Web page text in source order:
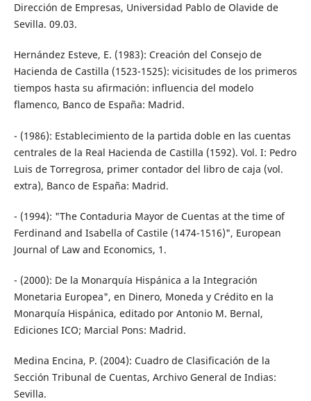
Dirección de Empresas, Universidad Pablo de Olavide de
Sevilla. 09.03.
Hernández Esteve, E. (1983): Creación del Consejo de
Hacienda de Castilla (1523-1525): vicisitudes de los primeros
tiempos hasta su afirmación: influencia del modelo
flamenco, Banco de España: Madrid.
- (1986): Establecimiento de la partida doble en las cuentas
centrales de la Real Hacienda de Castilla (1592). Vol. I: Pedro
Luis de Torregrosa, primer contador del libro de caja (vol.
extra), Banco de España: Madrid.
- (1994): "The Contaduria Mayor de Cuentas at the time of
Ferdinand and Isabella of Castile (1474-1516)", European
Journal of Law and Economics, 1.
- (2000): De la Monarquía Hispánica a la Integración
Monetaria Europea", en Dinero, Moneda y Crédito en la
Monarquía Hispánica, editado por Antonio M. Bernal,
Ediciones ICO; Marcial Pons: Madrid.
Medina Encina, P. (2004): Cuadro de Clasificación de la
Sección Tribunal de Cuentas, Archivo General de Indias:
Sevilla.